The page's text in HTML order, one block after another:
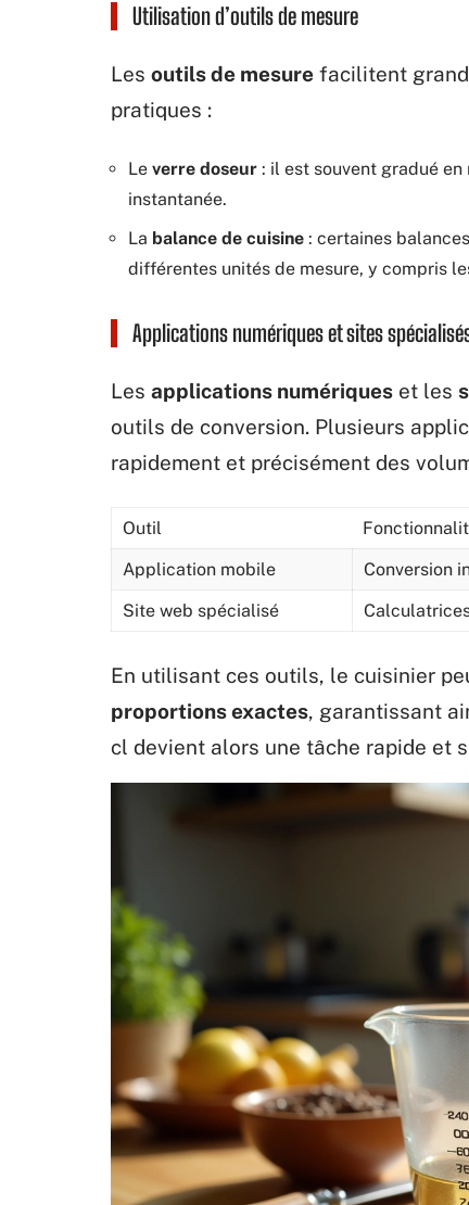
Utilisation d’outils de mesure
Les outils de mesure facilitent
pratiques :
Le verre doseur : il est souvent gradué
instantanée.
La balance de cuisine : certaines
différentes unités de mesure, y compris
Applications numériques et sites
Les applications numériques et les
outils de conversion. Plusieurs
rapidement et précisément des
Outil
Application mobile
Conversion
Site web spécialisé
En utilisant ces outils, le cuisinier
proportions exactes, garantissant
cl devient alors une tâche rapide et